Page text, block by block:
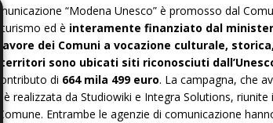
“Modena Unesco” è promosso dal
ed è interamente finanziato dal
favore dei Comuni a vocazione culturale,
sono ubicati siti riconosciuti
di 664 mila 499 euro. La campagna, che
realizzata da Studiowiki e Integra Solutions, riunite
Entrambe le agenzie di comunicazione